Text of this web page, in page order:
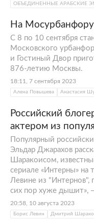
ОБЪЕДИНЕННЫЕ АРАБСКИЕ
На
С 8 по 10 сентября
Московского
и Гостиный Двор
876-летию Москвы.
18:11, 7 сентября 2023
Алена Повышева Анастасия
Российский
актером из
Популярный
Эльдар Джарахов
Шаракоисом,
сериале «Интерны» на
Левине из "Интернов",
сих пор хуже дышит»,
20:58, 10 августа 2023
Борис Левин Дмитрий